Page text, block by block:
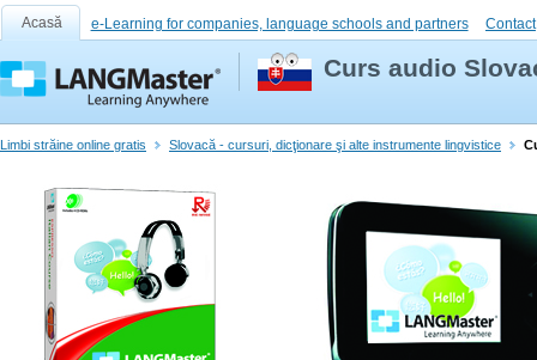
Acasă e-Learning for companies, language schools and partners Contact
Curs audio
Limbi străine online gratis Slovacă - cursuri, dicţionare şi alte instrumente lingvistice